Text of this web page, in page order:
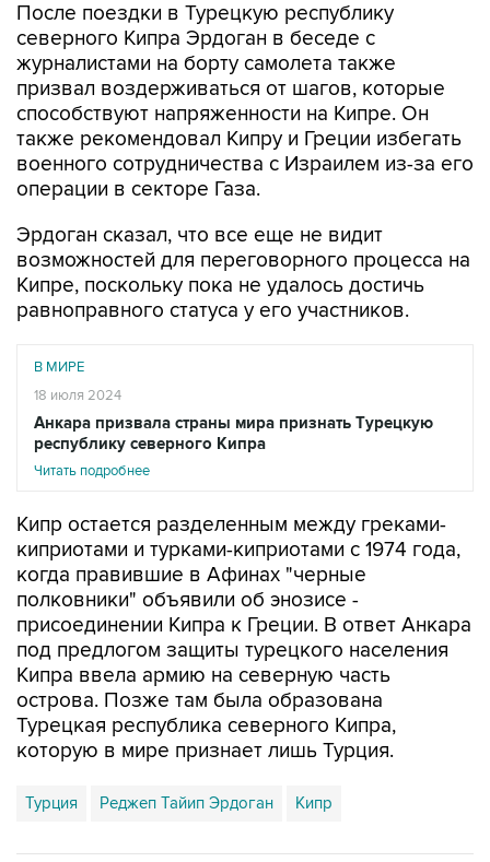
После поездки в Турецкую республику
северного Кипра Эрдоган в беседе с
журналистами на борту самолета также
призвал воздерживаться от шагов, которые
способствуют напряженности на Кипре. Он
также рекомендовал Кипру и Греции избегать
военного сотрудничества с Израилем из-за его
операции в секторе Газа.
Эрдоган сказал, что все еще не видит
возможностей для переговорного процесса на
Кипре, поскольку пока не удалось достичь
равноправного статуса у его участников.
В МИРЕ
18 июля 2024
Анкара призвала страны мира признать Турецкую
республику северного Кипра
Читать подробнее
Кипр остается разделенным между греками-
киприотами и турками-киприотами с 1974 года,
когда правившие в Афинах "черные
полковники" объявили об энозисе -
присоединении Кипра к Греции. В ответ Анкара
под предлогом защиты турецкого населения
Кипра ввела армию на северную часть
острова. Позже там была образована
Турецкая республика северного Кипра,
которую в мире признает лишь Турция.
Турция Реджеп Тайип Эрдоган Кипр